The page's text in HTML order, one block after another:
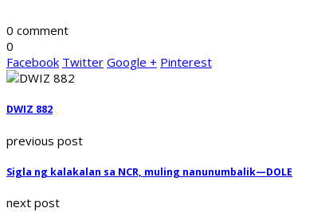
0 comment
0
Facebook Twitter Google + Pinterest
DWIZ 882
previous post
Sigla ng kalakalan sa NCR, muling nanunumbalik—DOLE
next post